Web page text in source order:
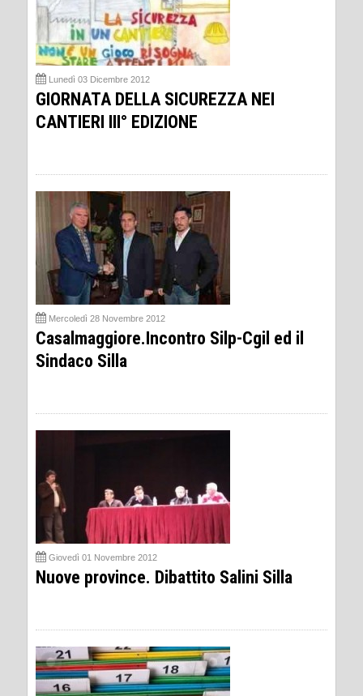
Lunedì 03 Dicembre 2012
GIORNATA DELLA SICUREZZA NEI
CANTIERI III° EDIZIONE
Mercoledì 28 Novembre 2012
Casalmaggiore.Incontro Silp-Cgil ed il
Sindaco Silla
Giovedì 01 Novembre 2012
Nuove province. Dibattito Salini Silla